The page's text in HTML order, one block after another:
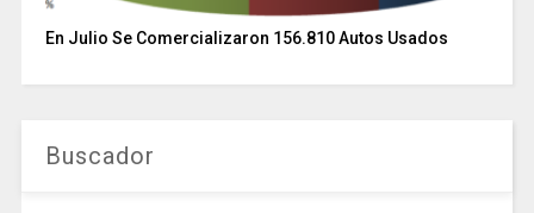
En Julio Se Comercializaron 156.810 Autos Usados
Buscador